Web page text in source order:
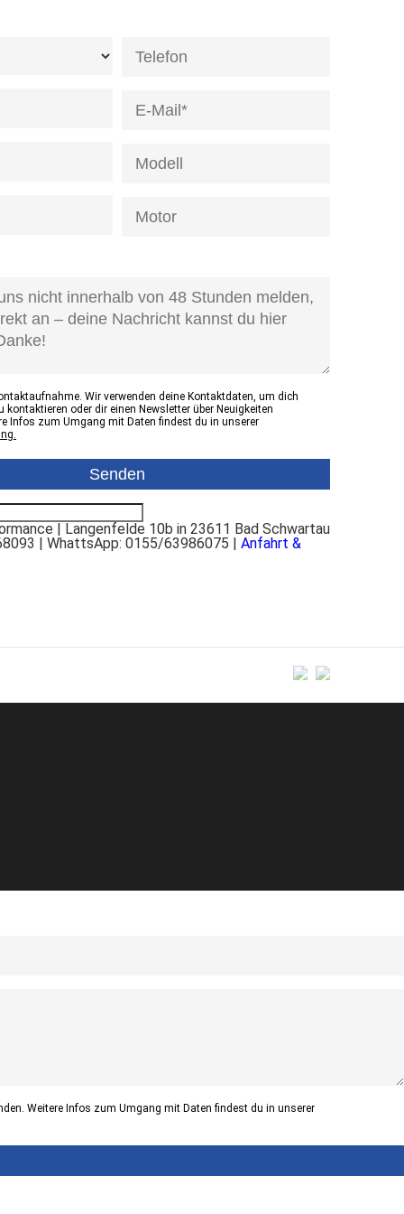
Wir verwenden deine Kontaktdaten, um dich
oder dir einen Newsletter über Neuigkeiten
Infos zum Umgang mit Daten findest du in unserer
| Langenfelde 10b in 23611 Bad Schwartau
| WhattsApp: 0155/63986075 | Anfahrt &
Weitere Infos zum Umgang mit Daten findest du in unserer